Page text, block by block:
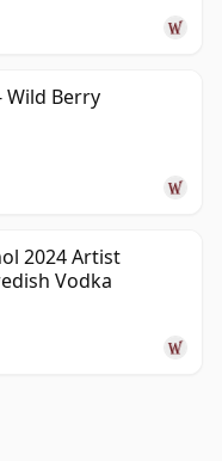
Wild Berry
2024 Artist
Vodka